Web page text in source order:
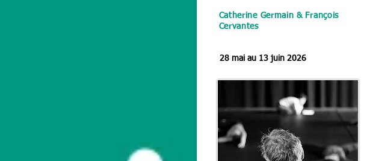
Catherine Germain & François
Cervantes
28 mai au 13 juin 2026